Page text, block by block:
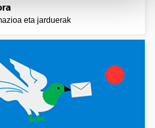
eta jarduerak